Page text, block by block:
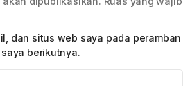
dan situs web saya pada peramban
berikutnya.